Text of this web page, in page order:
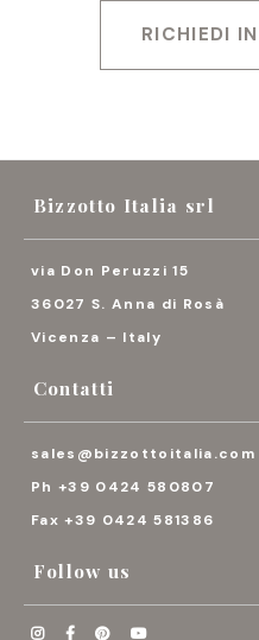
RICHIEDI
Bizzotto Italia srl
via Don Peruzzi 15
36027 S. Anna di Rosà
Vicenza – Italy
Contatti
sales@bizzottoitalia.com
Ph +39 0424 580807
Fax +39 0424 581386
Follow us
   